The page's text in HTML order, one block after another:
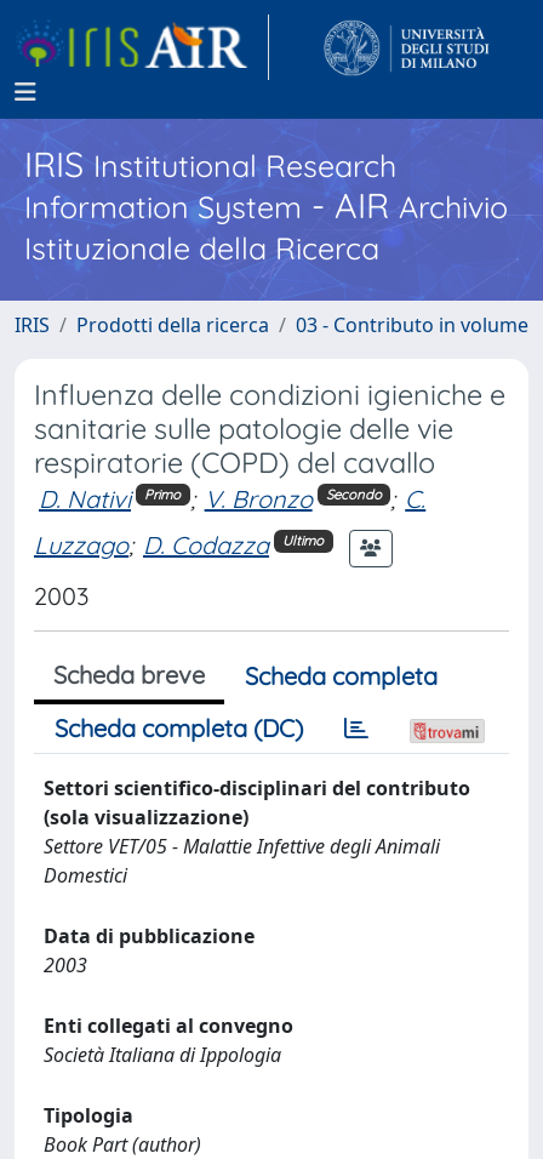
IRISInstitutional Research
Information System - AIR Archivio
Istituzionale della Ricerca
IRIS Prodotti della ricerca 03 - Contributo in volume
Influenza delle condizioni igieniche e
sanitarie sulle patologie delle vie
respiratorie (COPD) del cavallo
D. Nativi Primo ; V. Bronzo Secondo ; C.
Luzzago; D. Codazza Ultimo
2003
Scheda breve
Scheda completa
Scheda completa (DC)
Settori scientifico-disciplinari del contributo
(sola visualizzazione)
Settore VET/05 - Malattie Infettive degli Animali
Domestici
Data di pubblicazione
2003
Enti collegati al convegno
Società Italiana di Ippologia
Tipologia
Book Part (author)